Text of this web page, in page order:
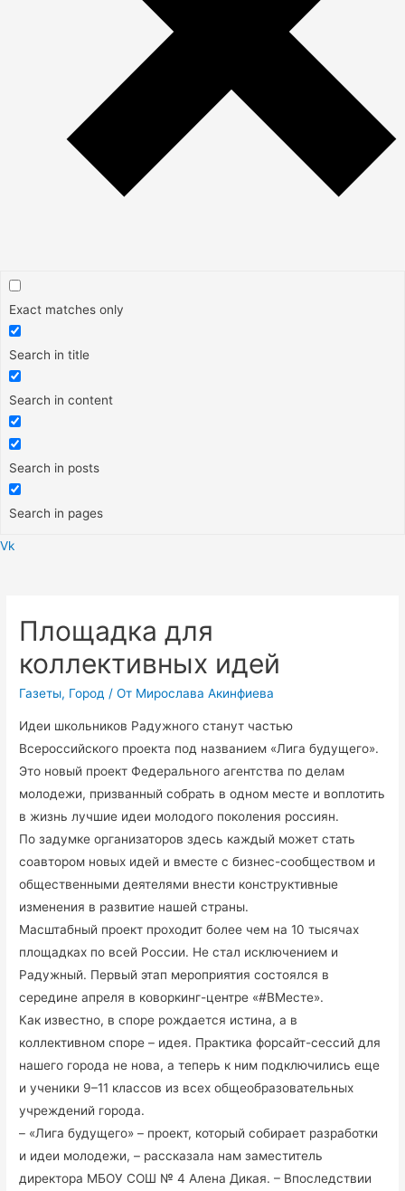
Exact matches only
Search in title
Search in content
Search in posts
Search in pages
Vk
Площадка для
коллективных идей
Газеты, Город / От Мирослава Акинфиева
Идеи школьников Радужного станут частью
Всероссийского проекта под названием «Лига будущего».
Это новый проект Федерального агентства по делам
молодежи, призванный собрать в одном месте и воплотить
в жизнь лучшие идеи молодого поколения россиян.
По задумке организаторов здесь каждый может стать
соавтором новых идей и вместе с бизнес-сообществом и
общественными деятелями внести конструктивные
изменения в развитие нашей страны.
Масштабный проект проходит более чем на 10 тысячах
площадках по всей России. Не стал исключением и
Радужный. Первый этап мероприятия состоялся в
середине апреля в коворкинг-центре «#ВМесте».
Как известно, в споре рождается истина, а в
коллективном споре – идея. Практика форсайт-сессий для
нашего города не нова, а теперь к ним подключились еще
и ученики 9–11 классов из всех общеобразовательных
учреждений города.
– «Лига будущего» – проект, который собирает разработки
и идеи молодежи, – рассказала нам заместитель
директора МБОУ СОШ № 4 Алена Дикая. – Впоследствии